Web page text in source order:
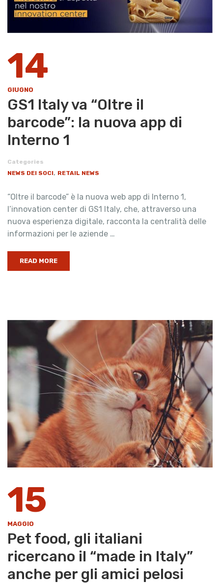
14
GIUGNO
​GS1 Italy va “Oltre il
barcode”: la nuova app di
Interno 1
Categories
NEWS DEI SOCI, RETAIL NEWS
“Oltre il barcode” è la nuova web app di Interno 1,
l’innovation center di GS1 Italy, che, attraverso una
nuova esperienza digitale, racconta la centralità delle
informazioni per le aziende …
READ MORE
15
MAGGIO
Pet food, gli italiani
ricercano il “made in Italy”
anche per gli amici pelosi